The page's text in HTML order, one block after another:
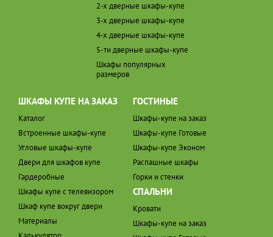
2-х дверные шкафы-купе
3-х дверные шкафы-купе
4-х дверные шкафы-купе
5-ти дверные шкафы-купе
Шкафы популярных
размеров
ШКАФЫ КУПЕ НА ЗАКАЗ
Каталог
Встроенные шкафы-купе
Угловые шкафы-купе
Двери для шкафов купе
Гардеробные
Шкафы купе с телевизором
Шкаф купе вокруг двери
Материалы
ГОСТИНЫЕ
Шкафы-купе на заказ
Шкафы-купе Готовые
Шкафы-купе Эконом
Распашные шкафы
Горки и стенки
СПАЛЬНИ
Кровати
Шкафы-купе на заказ